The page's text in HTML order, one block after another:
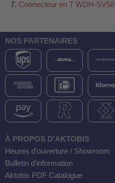
Connecteur en T WDH-SV58
NOS PARTENAIRES
À PROPOS D'AKTOBIS
Heures d'ouverture / Showroom
Bulletin d'information
Aktobis PDF Catalogue